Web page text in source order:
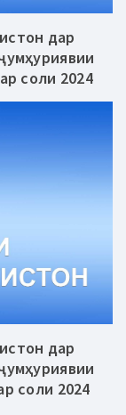
дар
соли 2024
дар
соли 2024